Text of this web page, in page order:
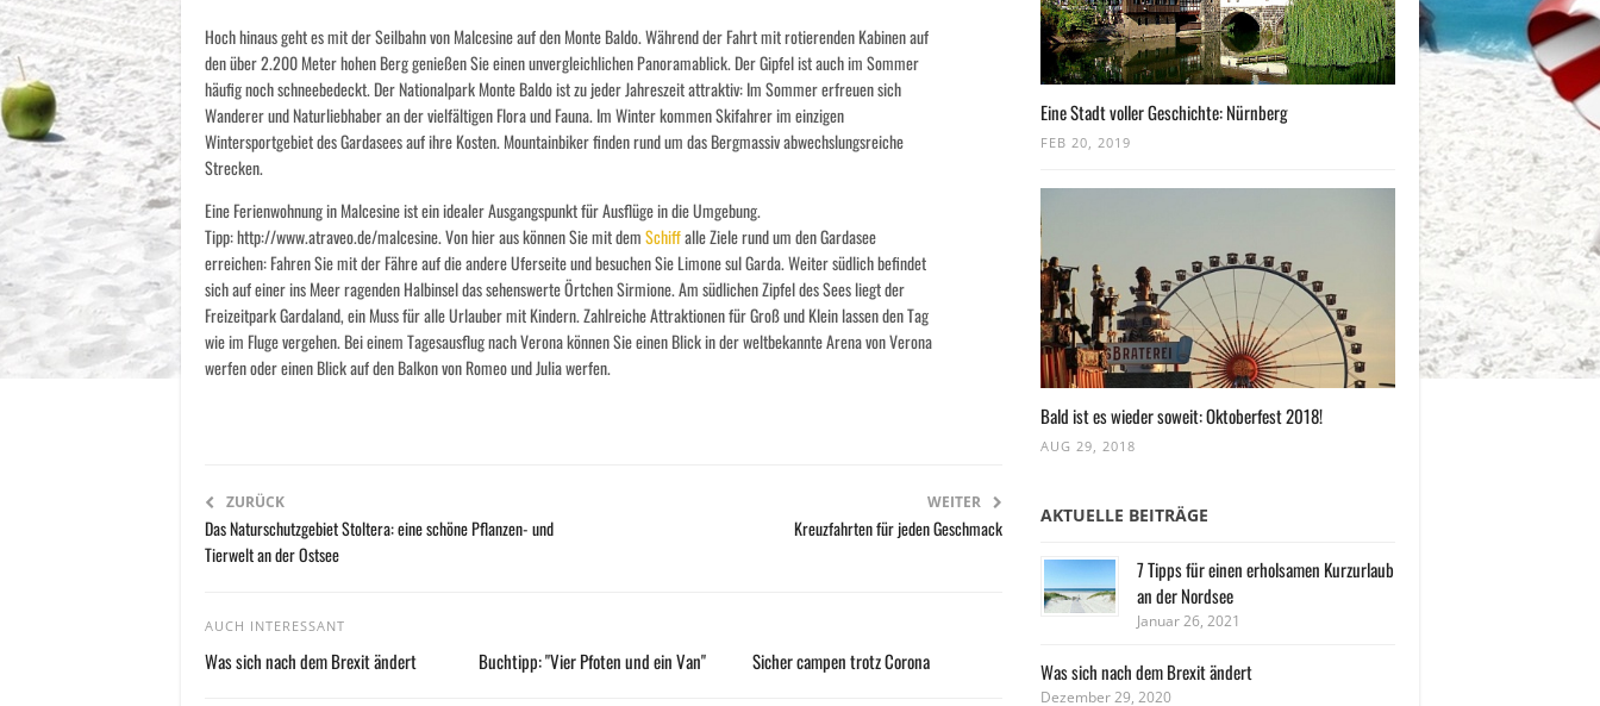
Hoch hinaus geht es mit der Seilbahn von Malcesine auf den Monte Baldo. Während der Fahrt mit rotierenden Kabinen auf
den über 2.200 Meter hohen Berg genießen Sie einen unvergleichlichen Panoramablick. Der Gipfel ist auch im Sommer
häufig noch schneebedeckt. Der Nationalpark Monte Baldo ist zu jeder Jahreszeit attraktiv: Im Sommer erfreuen sich
Wanderer und Naturliebhaber an der vielfältigen Flora und Fauna. Im Winter kommen Skifahrer im einzigen
Wintersportgebiet des Gardasees auf ihre Kosten. Mountainbiker finden rund um das Bergmassiv abwechslungsreiche
Strecken.
Eine Ferienwohnung in Malcesine ist ein idealer Ausgangspunkt für Ausflüge in die Umgebung.
Tipp: http://www.atraveo.de/malcesine. Von hier aus können Sie mit demSchiffalle Ziele rund um den Gardasee
erreichen: Fahren Sie mit der Fähre auf die andere Uferseite und besuchen Sie Limone sul Garda. Weiter südlich befindet
sich auf einer ins Meer ragenden Halbinsel das sehenswerte Örtchen Sirmione. Am südlichen Zipfel des Sees liegt der
Freizeitpark Gardaland, ein Muss für alle Urlauber mit Kindern. Zahlreiche Attraktionen für Groß und Klein lassen den Tag
wie im Fluge vergehen. Bei einem Tagesausflug nach Verona können Sie einen Blick in der weltbekannte Arena von Verona
werfen oder einen Blick auf den Balkon von Romeo und Julia werfen.
ZURÜCK
Das Naturschutzgebiet Stoltera: eine schöne Pflanzen- und
Tierwelt an der Ostsee
WEITER
Kreuzfahrten für jeden Geschmack
AUCH INTERESSANT
Was sich nach dem Brexit ändert Buchtipp: "Vier Pfoten und ein Van" Sicher campen trotz Corona
Eine Stadt voller Geschichte: Nürnberg
FEB 20, 2019
Bald ist es wieder soweit: Oktoberfest 2018!
AUG 29, 2018
AKTUELLE BEITRÄGE
7 Tipps für einen erholsamen Kurzurlaub
an der Nordsee
Januar 26, 2021
Was sich nach dem Brexit ändert
Dezember 29, 2020